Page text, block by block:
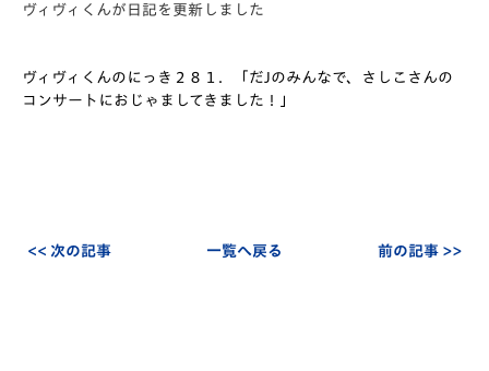
ヴィヴィくんが日記を更新しました
ヴィヴィくんのにっき２８１．「だJのみんなで、さしこさんの
コンサートにおじゃましてきました！」
<< 次の記事 一覧へ戻る 前の記事 >>